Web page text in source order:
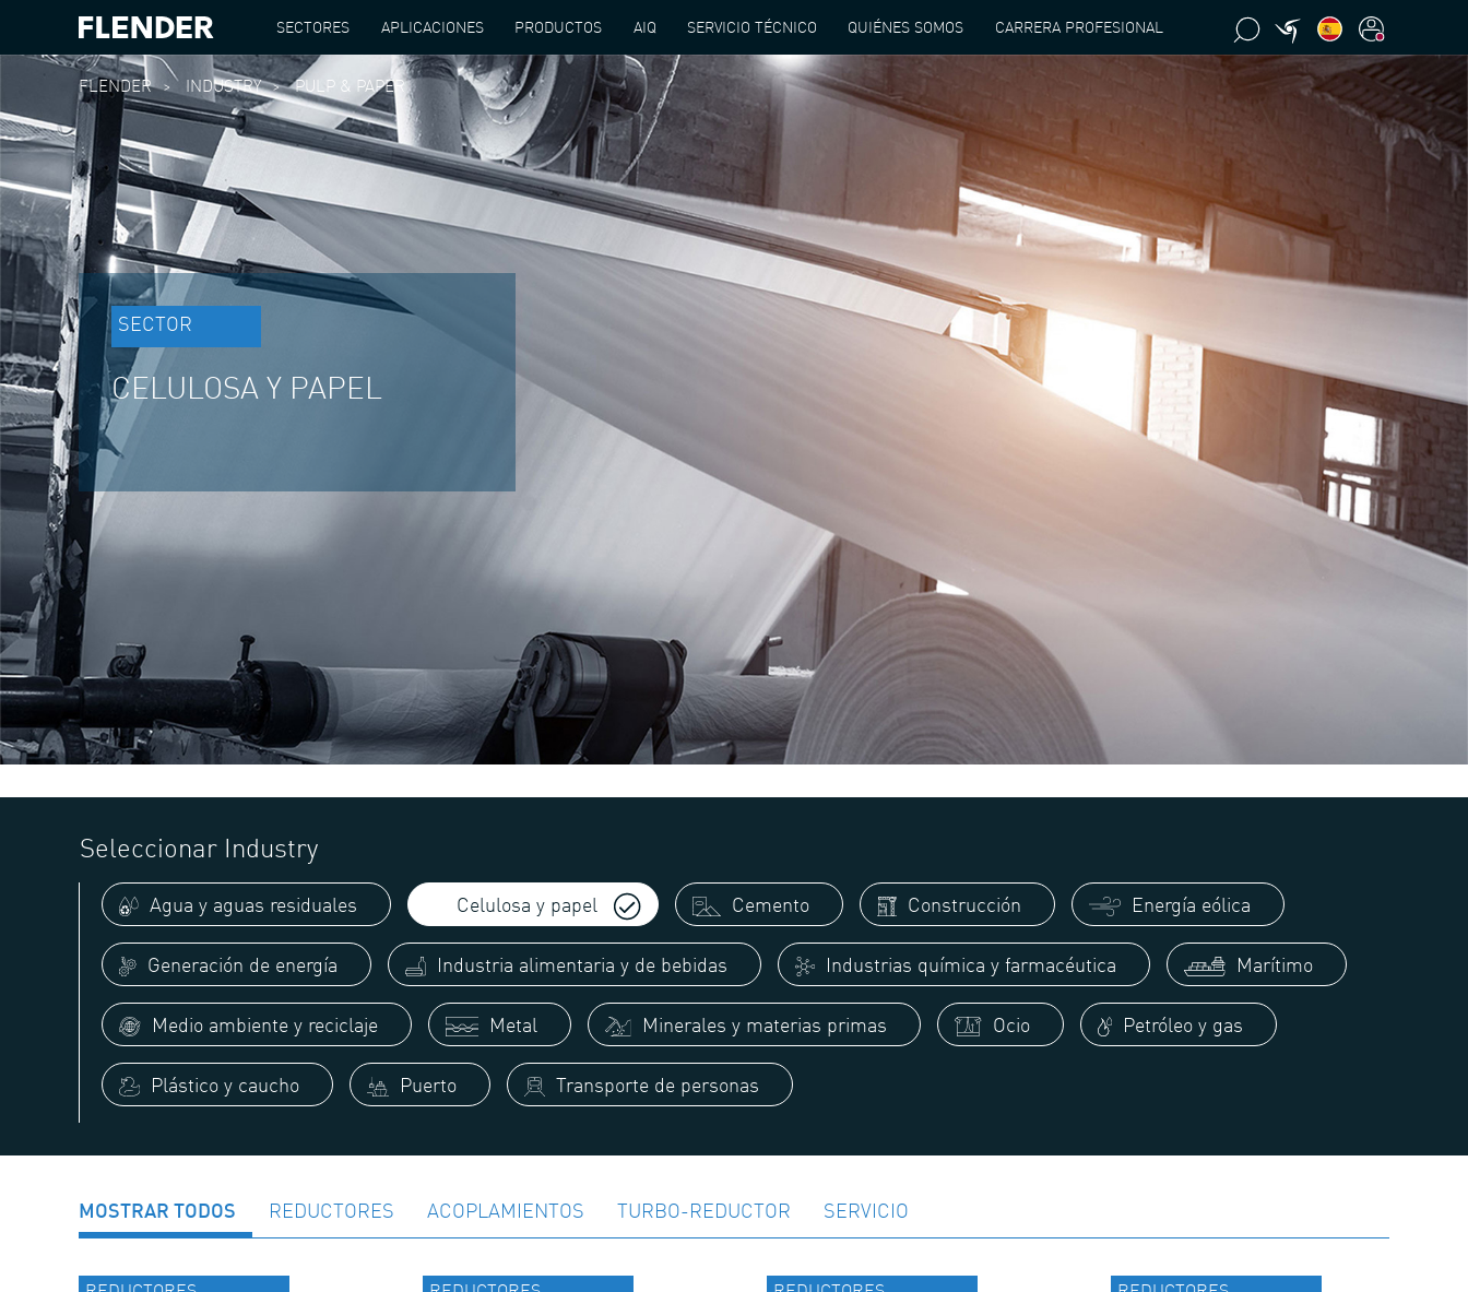
SECTORES APLICACIONES PRODUCTOS AIQ SERVICIO TÉCNICO QUIÉNES SOMOS CARRERA PROFESIONAL
SECTOR
CELULOSA Y PAPEL
FLENDER INDUSTRY PULP & PAPER
Seleccionar Industry
Agua y aguas residuales Celulosa y papel Cemento Construcción Energía eólica
Generación de energía Industria alimentaria y de bebidas Industrias química y farmacéutica Marítimo
Medio ambiente y reciclaje Metal Minerales y materias primas Ocio Petróleo y gas
Plástico y caucho Puerto Transporte de personas
MOSTRAR TODOS REDUCTORES ACOPLAMIENTOS TURBO-REDUCTOR SERVICIO